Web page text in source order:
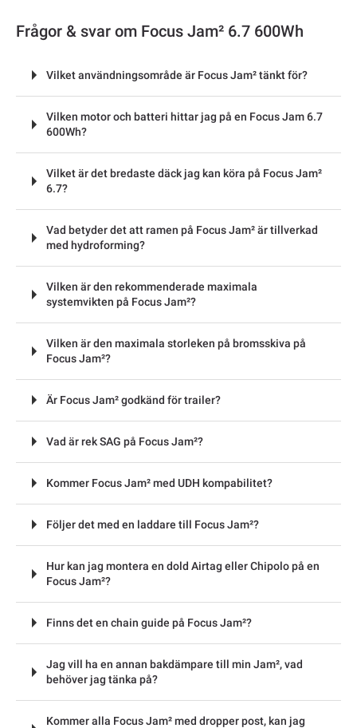
Frågor & svar om Focus Jam² 6.7 600Wh
Vilket användningsområde är Focus Jam² tänkt för?
Vilken motor och batteri hittar jag på en Focus Jam 6.7
600Wh?
Vilket är det bredaste däck jag kan köra på Focus Jam²
6.7?
Vad betyder det att ramen på Focus Jam² är tillverkad
med hydroforming?
Vilken är den rekommenderade maximala
systemvikten på Focus Jam²?
Vilken är den maximala storleken på bromsskiva på
Focus Jam²?
Är Focus Jam² godkänd för trailer?
Vad är rek SAG på Focus Jam²?
Kommer Focus Jam² med UDH kompabilitet?
Följer det med en laddare till Focus Jam²?
Hur kan jag montera en dold Airtag eller Chipolo på en
Focus Jam²?
Finns det en chain guide på Focus Jam²?
Jag vill ha en annan bakdämpare till min Jam², vad
behöver jag tänka på?
Kommer alla Focus Jam² med dropper post, kan jag